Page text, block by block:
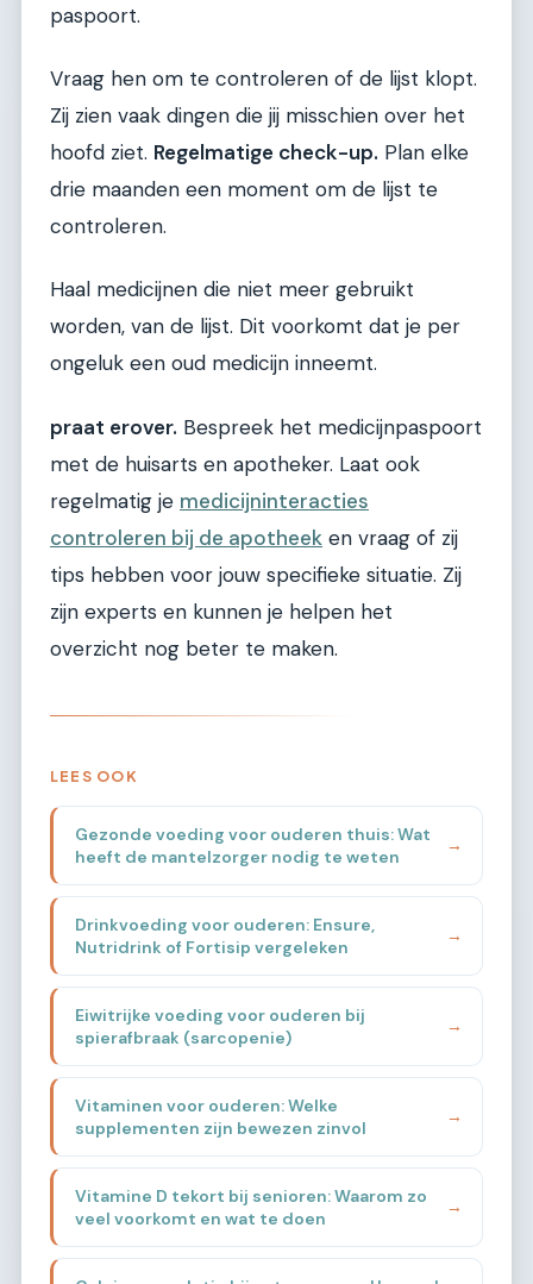
paspoort.
Vraag hen om te controleren of de lijst klopt.
Zij zien vaak dingen die jij misschien over het
hoofd ziet. Regelmatige check-up. Plan elke
drie maanden een moment om de lijst te
controleren.
Haal medicijnen die niet meer gebruikt
worden, van de lijst. Dit voorkomt dat je per
ongeluk een oud medicijn inneemt.
praat erover. Bespreek het medicijnpaspoort
met de huisarts en apotheker. Laat ook
regelmatig je medicijninteracties
controleren bij de apotheek en vraag of zij
tips hebben voor jouw specifieke situatie. Zij
zijn experts en kunnen je helpen het
overzicht nog beter te maken.
LEES OOK
Gezonde voeding voor ouderen thuis: Wat
heeft de mantelzorger nodig te weten
→
Drinkvoeding voor ouderen: Ensure,
Nutridrink of Fortisip vergeleken
→
Eiwitrijke voeding voor ouderen bij
spierafbraak (sarcopenie)
→
Vitaminen voor ouderen: Welke
supplementen zijn bewezen zinvol
→
Vitamine D tekort bij senioren: Waarom zo
veel voorkomt en wat te doen
→